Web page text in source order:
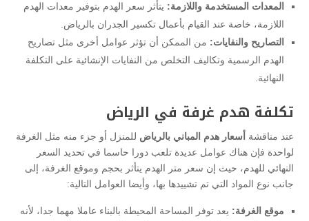
المعدات المستخدمة واللازمة: يتأثر سعر الهدم بتوفير معدات الهدم
اللازمة، خاصة عند القيام بأعمال تكسير الجدران بالرياض.
التصاريح والنفايات: من الممكن أن تؤثر عوامل أخرى مثل تصاريح
الهدم الرسمية وتكاليف التخلص من النفايات الإنشائية على التكلفة
النهائية.
تكلفة هدم غرفة في الرياض
عند مناقشة أسعار هدم المباني بالرياض للمنزل أو جزء منه مثل الغرفة
لواحدة فإن هناك عوامل عديدة تلعب دورا حاسما في تحديد السعر
النهائي للهدم، حيث إن سعر متر الهدم يتأثر بحجم وموقع الغرفة، إلى
جانب نوع المواد التي تم تشييدها بها، وأيضا العوامل التالية:
موقع الغرفة: يعد توفر المساحة المحيطة بالبناء عاملا مهما جدا، لأنه